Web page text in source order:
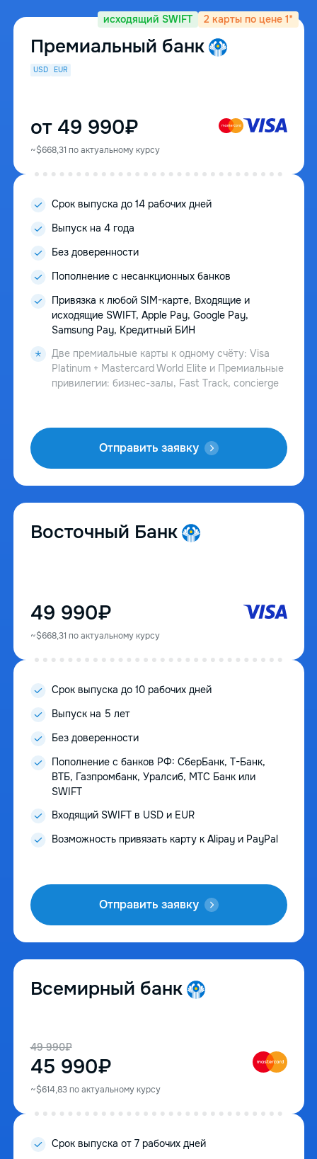
исходящий SWIFT 2 карты по цене 1*
Премиальный банк
USD EUR
от 49 990₽
~$668,31 по актуальному курсу
Cрок выпуска до 14 рабочих дней
Выпуск на 4 года
Без доверенности
Пополнение с несанкционных банков
Привязка к любой SIM-карте, Входящие и
исходящие SWIFT, Apple Pay, Google Pay,
Samsung Pay, Кредитный БИН
Две премиальные карты к одному счёту: Visa
Platinum + Mastercard World Elite и Премиальные
привилегии: бизнес-залы, Fast Track, concierge
Отправить заявку
Восточный Банк
49 990₽
~$668,31 по актуальному курсу
Срок выпуска до 10 рабочих дней
Выпуск на 5 лет
Без доверенности
Пополнение с банков РФ: СберБанк, Т-Банк,
ВТБ, Газпромбанк, Уралсиб, МТС Банк или
SWIFT
Входящий SWIFT в USD и EUR
Возможность привязать карту к Alipay и PayPal
Отправить заявку
Всемирный банк
45 990₽
49 990₽
~$614,83 по актуальному курсу
Срок выпуска от 7 рабочих дней